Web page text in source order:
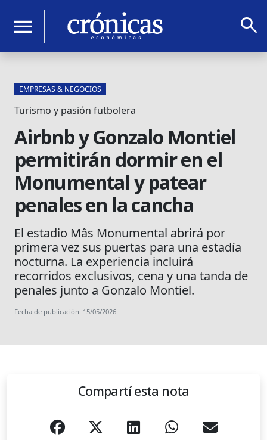
menu search
EMPRESAS & NEGOCIOS
Turismo y pasión futbolera
Airbnb y Gonzalo Montiel
permitirán dormir en el
Monumental y patear
penales en la cancha
El estadio Mâs Monumental abrirá por
primera vez sus puertas para una estadía
nocturna. La experiencia incluirá
recorridos exclusivos, cena y una tanda de
penales junto a Gonzalo Montiel.
Fecha de publicación: 15/05/2026
Compartí esta nota